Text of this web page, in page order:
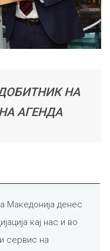
НА
АГЕНДА
Македонија денес
кај нас и во
сервис на